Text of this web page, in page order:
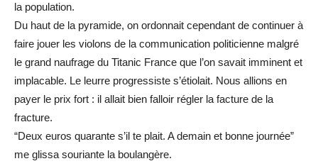
la population.
Du haut de la pyramide, on ordonnait cependant de continuer à
faire jouer les violons de la communication politicienne malgré
le grand naufrage du Titanic France que l’on savait imminent et
implacable. Le leurre progressiste s’étiolait. Nous allions en
payer le prix fort : il allait bien falloir régler la facture de la
fracture.
“Deux euros quarante s’il te plait. A demain et bonne journée”
me glissa souriante la boulangère.